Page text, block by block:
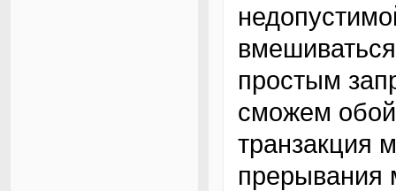
простым
сможем
транзакция
прерывания